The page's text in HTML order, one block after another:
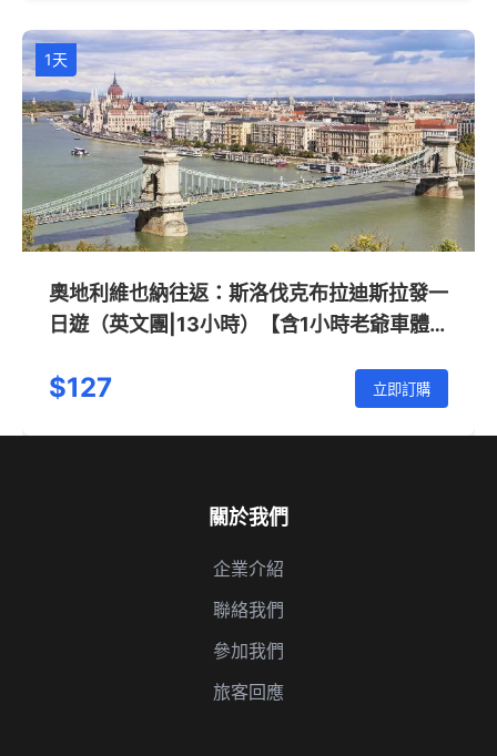
1天
奧地利維也納往返：斯洛伐克布拉迪斯拉發一
日遊（英文團|13小時）【含1小時老爺車體
$127 立即訂購
關於我們
企業介紹
聯絡我們
參加我們
旅客回應